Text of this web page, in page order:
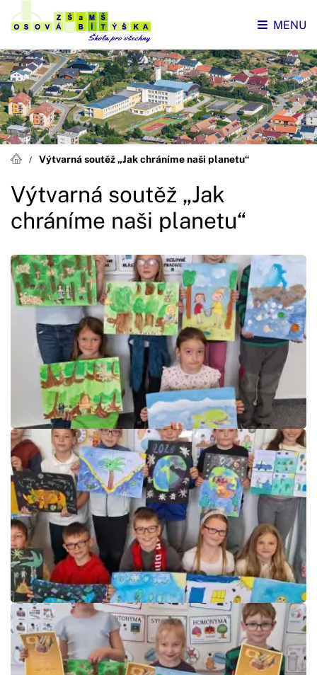
MENU
Výtvarná soutěž „Jak chráníme naši planetu“
Výtvarná soutěž „Jak
chráníme naši planetu“